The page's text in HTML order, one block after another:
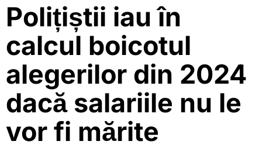
Polițiștii iau în
calcul boicotul
alegerilor din 2024
dacă salariile nu le
vor fi mărite